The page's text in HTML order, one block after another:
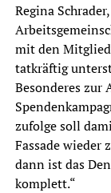
Regina
mit den
tatkräftig
Besonderes zur
zufolge soll
Fassade wieder
dann ist das
komplett.“